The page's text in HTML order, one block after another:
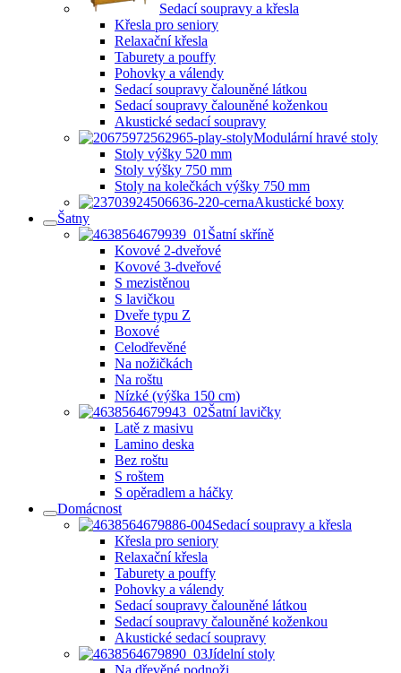
Sedací soupravy a křesla
Křesla pro seniory
Relaxační křesla
Taburety a pouffy
Pohovky a válendy
Sedací soupravy čalouněné látkou
Sedací soupravy čalouněné koženkou
Akustické sedací soupravy
Modulární hravé stoly
Stoly výšky 520 mm
Stoly výšky 750 mm
Stoly na kolečkách výšky 750 mm
Akustické boxy
Šatny
Šatní skříně
Kovové 2-dveřové
Kovové 3-dveřové
S mezistěnou
S lavičkou
Dveře typu Z
Boxové
Celodřevěné
Na nožičkách
Na roštu
Nízké (výška 150 cm)
Šatní lavičky
Latě z masivu
Lamino deska
Bez roštu
S roštem
S opěradlem a háčky
Domácnost
Sedací soupravy a křesla
Křesla pro seniory
Relaxační křesla
Taburety a pouffy
Pohovky a válendy
Sedací soupravy čalouněné látkou
Sedací soupravy čalouněné koženkou
Akustické sedací soupravy
Jídelní stoly
Na dřevěné podnoži